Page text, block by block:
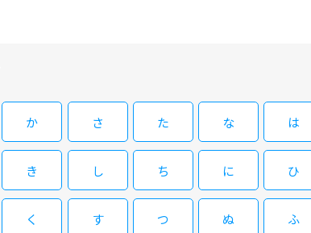
か
き
く
さ
し
す
た
ち
つ
な
に
ぬ
は
ひ
ふ